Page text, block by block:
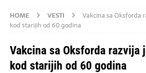
HOME VESTI
Vakcina sa Oksforda
kod starijih od 60 godina
Vakcina sa Oksforda razvija
kod starijih od 60 godina